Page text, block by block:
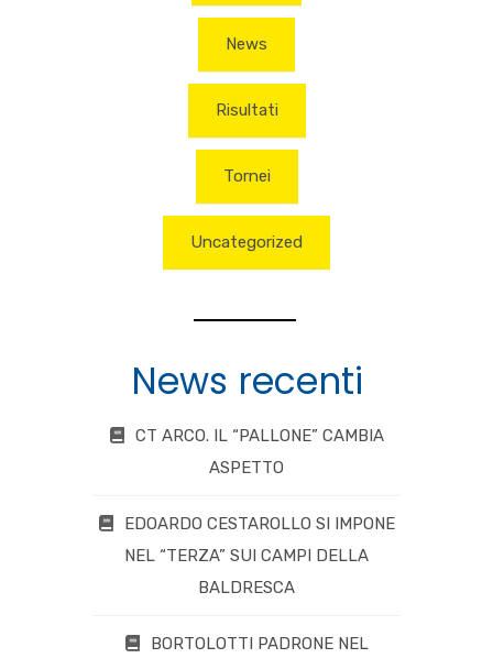
News
Risultati
Tornei
Uncategorized
News recenti
CT ARCO. IL “PALLONE” CAMBIA
ASPETTO
EDOARDO CESTAROLLO SI IMPONE
NEL “TERZA” SUI CAMPI DELLA
BALDRESCA
BORTOLOTTI PADRONE NEL